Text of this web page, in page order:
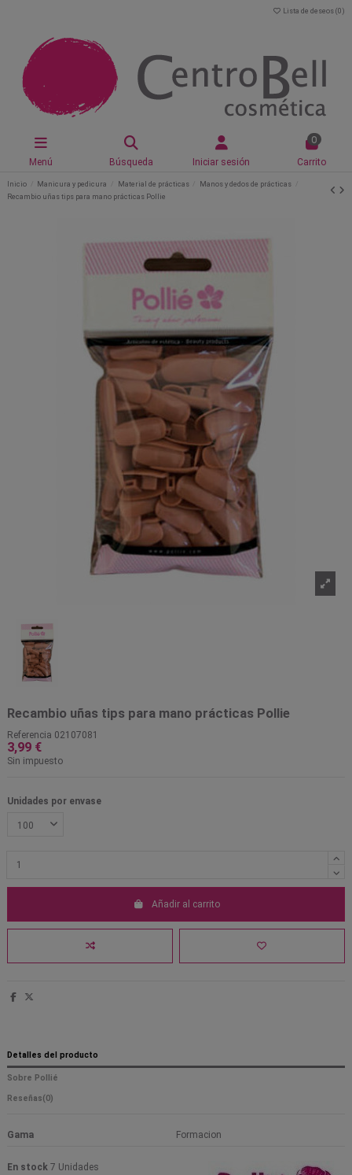
Lista de deseos (0 )
Menú Búsqueda Iniciar sesión
0
Carrito
Inicio Manicura y pedicura Material de prácticas
Manos y dedos de prácticas
Recambio uñas tips para mano prácticas Pollie
Recambio uñas tips para mano prácticas Pollie
Referencia 02107081
3,99 €
Sin impuesto
Unidades por envase
Añadir al carrito
Detalles del producto
Sobre Pollié
Reseñas(0)
Gama Formacion
En stock 7 Unidades